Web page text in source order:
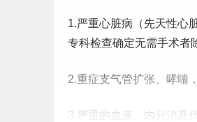
1.严重心脏病（先天性心
专科检查确定无需手术者
2.重症支气管扩张、哮喘
3.严重的血液、内分泌及